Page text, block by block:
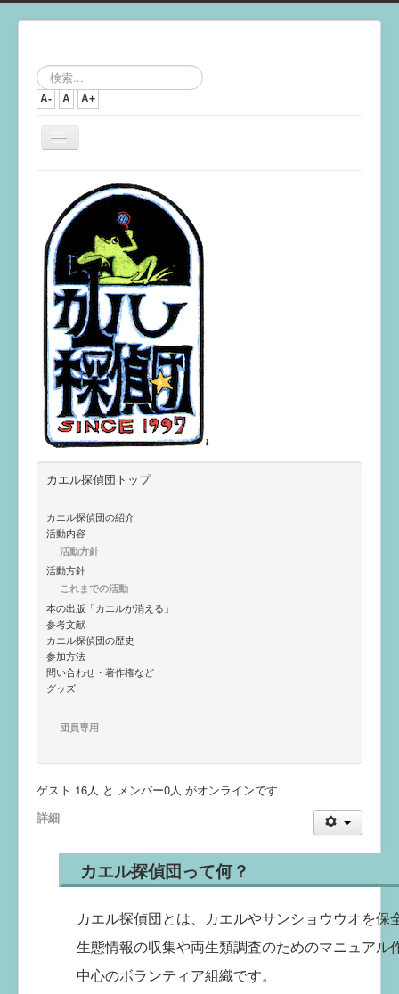
検
索...
A- A A+
ナ
ビ
シ
ョ
ン
を
切
り
替
え
カエル探偵団トップ
カエル探偵団の紹介
活動内容
活動方針
活動方針
これまでの活動
本の出版「カエルが消える」
参考文献
カエル探偵団の歴史
参加方法
問い合わせ・著作権など
グッズ
団員専用
ゲスト 16人 と メンバー0人 がオンラインです
カエル探偵団って何？
カエル探偵団とは、カエルやサンショウウオを保
生態情報の収集や両生類調査のためのマニュアル
中心のボランティア組織です。
詳細